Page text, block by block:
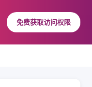
免费获取访问权限